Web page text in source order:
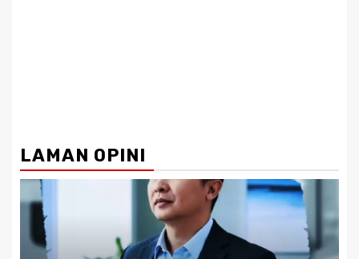
LAMAN OPINI